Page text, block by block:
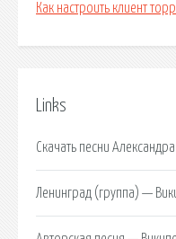
Как настроить клиент
Links
Скачать песни
Ленинград (группа) —